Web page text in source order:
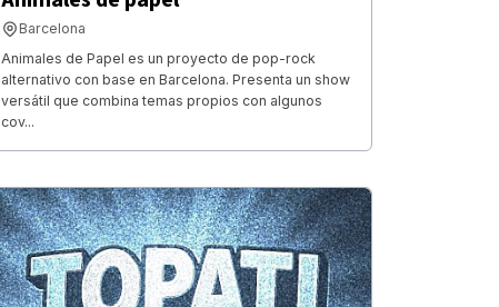
Barcelona
Animales de Papel es un proyecto de pop-rock
alternativo con base en Barcelona. Presenta un show
versátil que combina temas propios con algunos
cov...